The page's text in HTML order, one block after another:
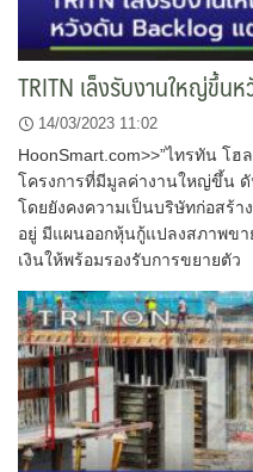
TRITN เล็งรับงานใหญ่ขึ้น
14/03/2023 11:02
HoonSmart.com>>”ไทรทัน โ
โครงการที่มีมูลค่างานใหญ่ขึ้น
โดยยังคงความเป็นบริษัทก่อสร้
อยู่ มีแผนออกหุ้นกู้แปลงสภาพข
เงินให้พร้อมรองรับการขยายตัว